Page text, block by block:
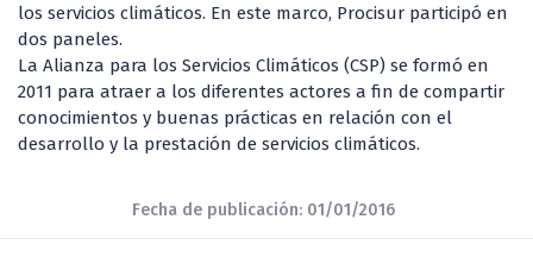
los servicios climáticos. En este marco, Procisur participó en
dos paneles.
La Alianza para los Servicios Climáticos (CSP) se formó en
2011 para atraer a los diferentes actores a fin de compartir
conocimientos y buenas prácticas en relación con el
desarrollo y la prestación de servicios climáticos.
Fecha de publicación: 01/01/2016